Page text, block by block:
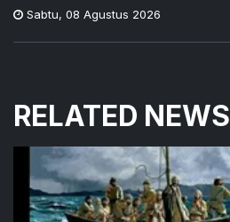
Sabtu, 08 Agustus 2026
RELATED NEWS